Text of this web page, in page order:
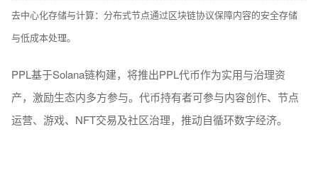
去中心化存储与计算：分布式节点通过区块链协议保障内容的安全存储
与低成本处理。
PPL基于Solana链构建，将推出PPL代币作为实用与治理资
产，激励生态内多方参与。代币持有者可参与内容创作、节点
运营、游戏、NFT交易及社区治理，推动自循环数字经济。